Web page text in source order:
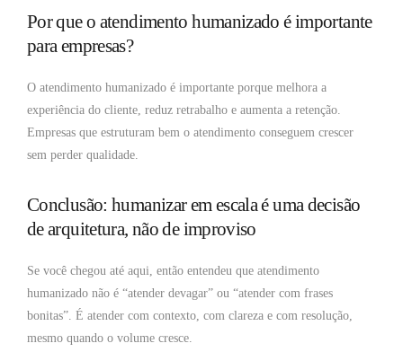
Por que o atendimento humanizado é importante
para empresas?
O atendimento humanizado é importante porque melhora a
experiência do cliente, reduz retrabalho e aumenta a retenção.
Empresas que estruturam bem o atendimento conseguem crescer
sem perder qualidade.
Conclusão: humanizar em escala é uma decisão
de arquitetura, não de improviso
Se você chegou até aqui, então entendeu que atendimento
humanizado não é “atender devagar” ou “atender com frases
bonitas”. É atender com contexto, com clareza e com resolução,
mesmo quando o volume cresce.